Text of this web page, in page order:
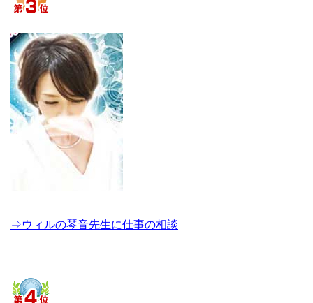
⇒ウィルの琴音先生に仕事の相談